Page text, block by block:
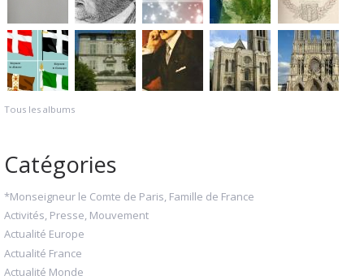
Tous les albums
Catégories
*Monseigneur le Comte de Paris, Famille de France
Activités, Presse, Mouvement
Actualité Europe
Actualité France
Actualité Monde